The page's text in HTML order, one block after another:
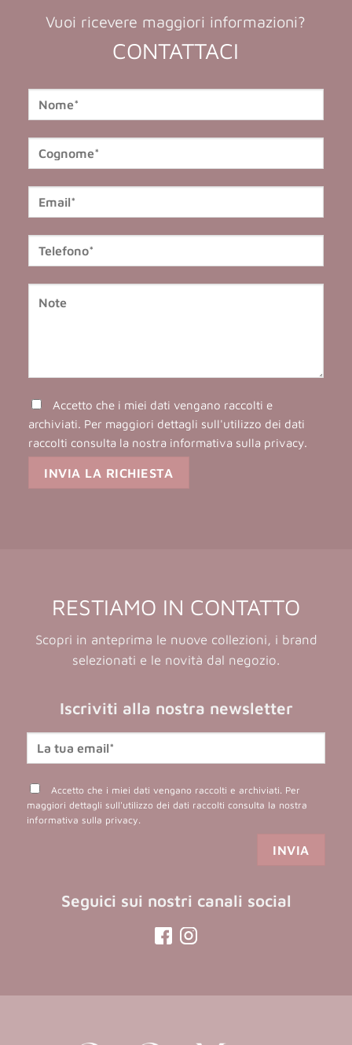
Vuoi ricevere maggiori informazioni?
CONTATTACI
Accetto che i miei dati vengano raccolti e
archiviati. Per maggiori dettagli sull'utilizzo dei dati
raccolti consulta la nostra informativa sulla privacy.
RESTIAMO IN CONTATTO
Scopri in anteprima le nuove collezioni, i brand
selezionati e le novità dal negozio.
Iscriviti alla nostra newsletter
Accetto che i miei dati vengano raccolti e archiviati. Per
maggiori dettagli sull'utilizzo dei dati raccolti consulta la nostra
informativa sulla privacy.
Seguici sui nostri canali social
a
a